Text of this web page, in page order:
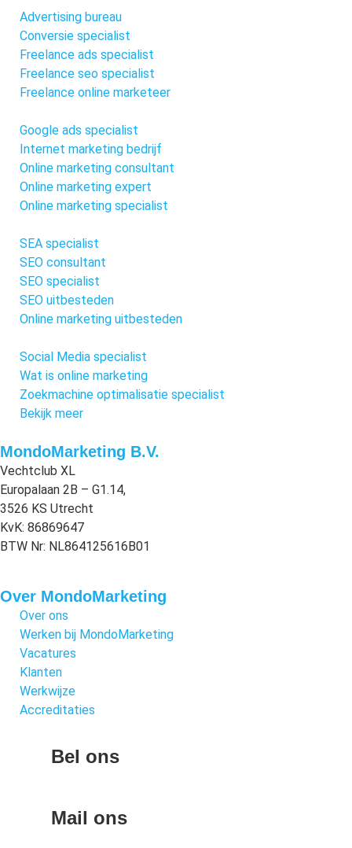
Advertising bureau
Conversie specialist
Freelance ads specialist
Freelance seo specialist
Freelance online marketeer
Google ads specialist
Internet marketing bedrijf
Online marketing consultant
Online marketing expert
Online marketing specialist
SEA specialist
SEO consultant
SEO specialist
SEO uitbesteden
Online marketing uitbesteden
Social Media specialist
Wat is online marketing
Zoekmachine optimalisatie specialist
Bekijk meer
MondoMarketing B.V.
Vechtclub XL
Europalaan 2B – G1.14,
3526 KS Utrecht
KvK: 86869647
BTW Nr: NL864125616B01
Over MondoMarketing
Over ons
Werken bij MondoMarketing
Vacatures
Klanten
Werkwijze
Accreditaties
Bel ons
Mail ons